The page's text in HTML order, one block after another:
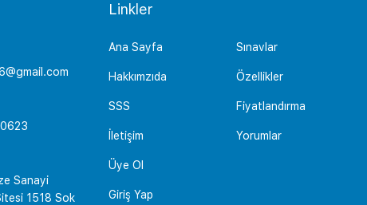
Sanayi
1518 Sok
Linkler
Ana Sayfa
Hakkımzıda
SSS
İletişim
Üye Ol
Giriş Yap
Sınavlar
Özellikler
Fiyatlandırma
Yorumlar